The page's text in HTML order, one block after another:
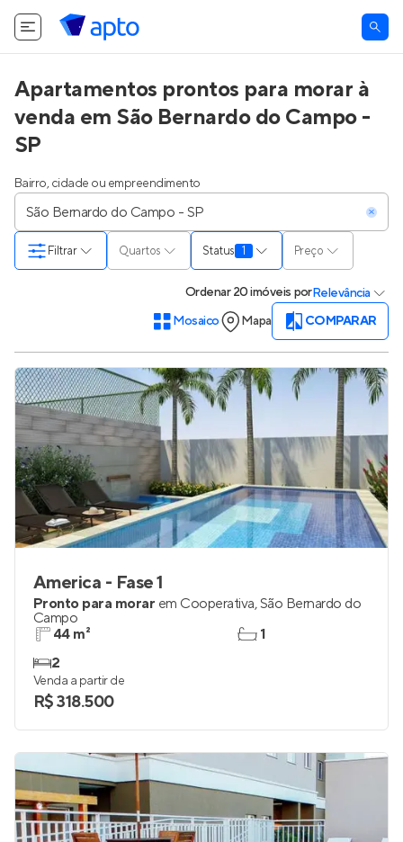
Apartamentos prontos para morar à
venda em São Bernardo do Campo -
SP
Bairro, cidade ou empreendimento
Quartos Status 1 Preço
Filtrar
Ordenar20 imóveis porRelevância
Mosaico
Mapa COMPARAR
America - Fase 1
Pronto para morar em Cooperativa,São Bernardo do
Campo
44 m²
2
1
Venda a partir de
R$ 318.500